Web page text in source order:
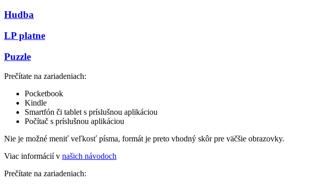
Hudba
LP platne
Puzzle
Prečítate na zariadeniach:
Pocketbook
Kindle
Smartfón či tablet s príslušnou aplikáciou
Počítač s príslušnou aplikáciou
Nie je možné meniť veľkosť písma, formát je preto vhodný skôr pre väčšie obrazovky.
Viac informácií v našich návodoch
Prečítate na zariadeniach: